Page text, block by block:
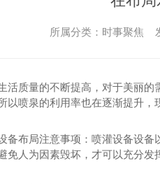
所属分类：时事聚焦
质量的不断提高，对于美丽的
以喷泉的利用率也在逐渐提升，
布局注意事项：喷灌设备设备
免人为因素毁坏，才可以充分发